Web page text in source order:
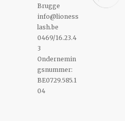
Brugge
info@lioness
lash.be
0469/16.23.4
3
Ondernemin
gsnummer:
BE0729.585.1
04